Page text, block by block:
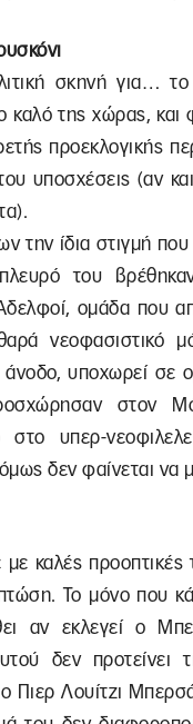
σκηνή για…
καλό της χώρας, και
προεκλογικής
υποσχέσεις (αν
την ίδια στιγμή που
του
ομάδα που
νεοφασιστικό
υποχωρεί σε
στον
στο υπερ-
δεν φαίνεται να
καλές προοπτικές
Το μόνο που
αν εκλεγεί ο
δεν
Πιερ Λουίτζι